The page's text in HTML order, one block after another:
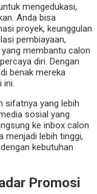
mengedukasi,
Anda bisa
proyek, keunggulan
pembiayaan,
membantu calon
diri. Dengan
benak mereka
ini.
sifatnya yang lebih
sosial yang
ke inbox calon
menjadi lebih tinggi,
kebutuhan
Promosi